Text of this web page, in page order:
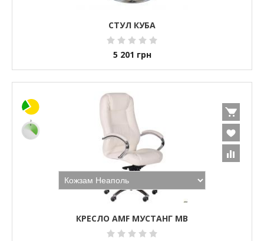
СТУЛ КУБА
5 201 грн
КРЕСЛО AMF МУСТАНГ MB